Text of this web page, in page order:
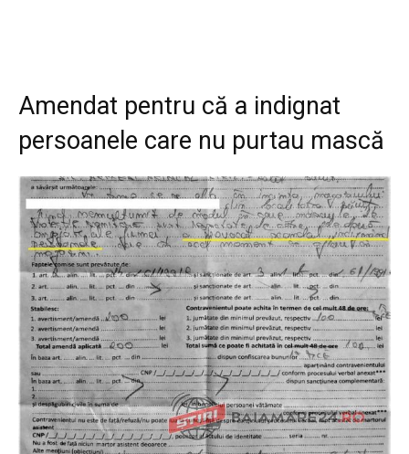
Amendat pentru că a indignat
persoanele care nu purtau mască